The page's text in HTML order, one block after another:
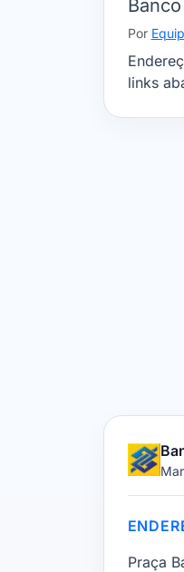
Por
links
Praça